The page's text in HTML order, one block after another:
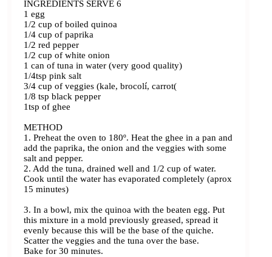
INGREDIENTS SERVE 6
1 egg
1/2 cup of boiled quinoa
1/4 cup of paprika
1/2 red pepper
1/2 cup of white onion
1 can of tuna in water (very good quality)
1/4tsp pink salt
3/4 cup of veggies (kale, brocolí, carrot(
1/8 tsp black pepper
1tsp of ghee
METHOD
1. Preheat the oven to 180º. Heat the ghee in a pan and
add the paprika, the onion and the veggies with some
salt and pepper.
2. Add the tuna, drained well and 1/2 cup of water.
Cook until the water has evaporated completely (aprox
15 minutes)
3. In a bowl, mix the quinoa with the beaten egg. Put
this mixture in a mold previously greased, spread it
evenly because this will be the base of the quiche.
Scatter the veggies and the tuna over the base.
Bake for 30 minutes.